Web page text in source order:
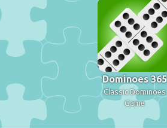
Dominoes 365
Classic Dominoes
Game